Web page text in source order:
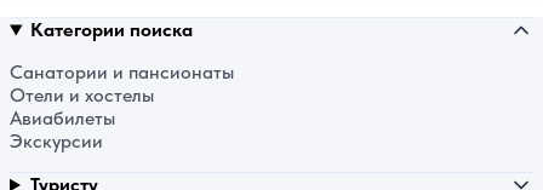
Категории поиска
Санатории и пансионаты
Отели и хостелы
Авиабилеты
Экскурсии
Туристу